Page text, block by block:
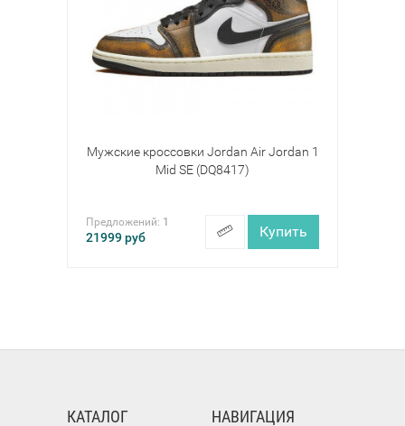
Мужские кроссовки Jordan Air Jordan 1
Mid SE (DQ8417)
Предложений: 1
21999руб Купить
КАТАЛОГ НАВИГАЦИЯ